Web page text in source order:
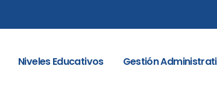
Niveles Educativos
Gestión